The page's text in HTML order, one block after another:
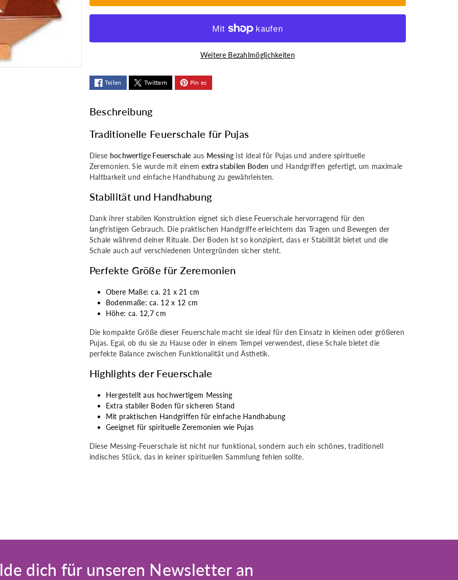
Menge
für
aus
Messing
klein
-
traditionelles
Design
Menge
für
Feuerschale
aus
Messing
-
klein
-
traditionelles
Design
Weitere Bezahlmöglichkeiten
Teilen Twittern Pin es
Beschreibung
Traditionelle Feuerschale für Pujas
Diese hochwertige Feuerschale aus Messingist ideal für Pujas und andere spirituelle
Zeremonien. Sie wurde mit einemextra stabilen Boden und Handgriffen gefertigt, um maximale
Haltbarkeit und einfache Handhabung zu gewährleisten.
Stabilität und Handhabung
Dank ihrer stabilen Konstruktion eignet sich diese Feuerschale hervorragend für den
langfristigen Gebrauch. Die praktischen Handgriffe erleichtern das Tragen und Bewegen der
Schale während deiner Rituale. Der Boden ist so konzipiert, dass er Stabilität bietet und die
Schale auch auf verschiedenen Untergründen sicher steht.
Perfekte Größe für Zeremonien
Obere Maße: ca. 21 x 21 cm
Bodenmaße: ca. 12 x 12 cm
Höhe: ca. 12,7 cm
Die kompakte Größe dieser Feuerschale macht sie ideal für den Einsatz in kleinen oder größeren
Pujas. Egal, ob du sie zu Hause oder in einem Tempel verwendest, diese Schale bietet die
perfekte Balance zwischen Funktionalität und Ästhetik.
Highlights der Feuerschale
Hergestellt aus hochwertigem Messing
Extra stabiler Boden für sicheren Stand
Mit praktischen Handgriffen für einfache Handhabung
Geeignet für spirituelle Zeremonien wie Pujas
Diese Messing-Feuerschale ist nicht nur funktional, sondern auch ein schönes, traditionell
indisches Stück, das in keiner spirituellen Sammlung fehlen sollte.
dich für unseren Newsletter an